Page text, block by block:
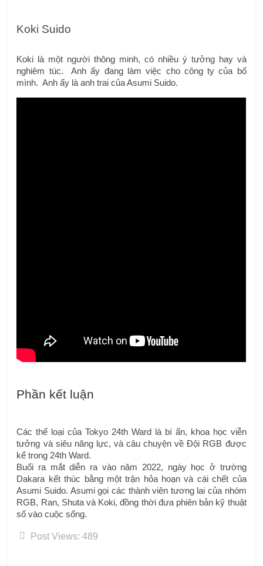
Koki Suido
Koki là một người thông minh, có nhiều ý tưởng hay và
nghiêm túc.  Anh ấy đang làm việc cho công ty của bố
mình.  Anh ấy là anh trai của Asumi Suido.
Phần kết luận
Các thể loại của Tokyo 24th Ward là bí ẩn, khoa học viễn
tưởng và siêu năng lực, và câu chuyện về Đội RGB được
kể trong 24th Ward.
Buổi ra mắt diễn ra vào năm 2022, ngày học ở trường
Dakara kết thúc bằng một trận hỏa hoạn và cái chết của
Asumi Suido. Asumi gọi các thành viên tương lai của nhóm
RGB, Ran, Shuta và Koki, đồng thời đưa phiên bản kỹ thuật
số vào cuộc sống.
Post Views: 489